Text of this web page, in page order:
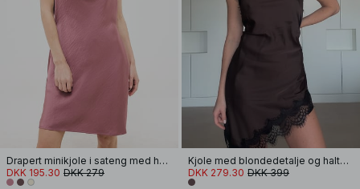
Drapert minikjole i sateng med halterneck
DKK 195.30 DKK 279
Kjole med blondedetalje og halterneck
DKK 279.30 DKK 399